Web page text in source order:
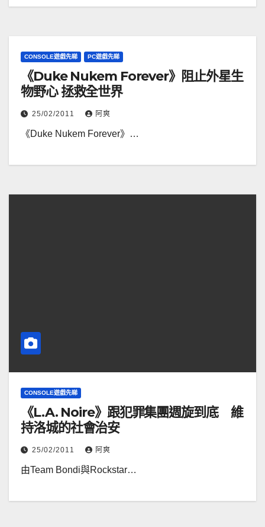
CONSOLE遊戲先睇 PC遊戲先睇
《Duke Nukem Forever》阻止外星生
物野心 拯救全世界
25/02/2011 阿爽
《Duke Nukem Forever》…
CONSOLE遊戲先睇
《L.A. Noire》跟犯罪集團週旋到底 維
持洛城的社會治安
25/02/2011 阿爽
由Team Bondi與Rockstar…